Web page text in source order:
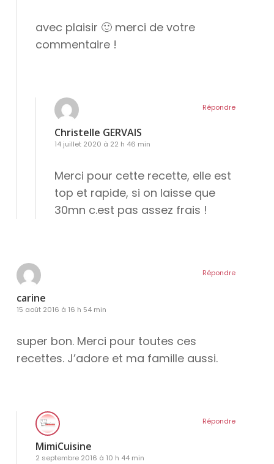
avec plaisir 🙂 merci de votre
commentaire !
Christelle GERVAIS
14 juillet 2020 à 22 h 46 min
Merci pour cette recette, elle est
top et rapide, si on laisse que
30mn c.est pas assez frais !
Répondre
carine
15 août 2016 à 16 h 54 min
super bon. Merci pour toutes ces
recettes. J’adore et ma famille aussi.
Répondre
MimiCuisine
2 septembre 2016 à 10 h 44 min
Répondre